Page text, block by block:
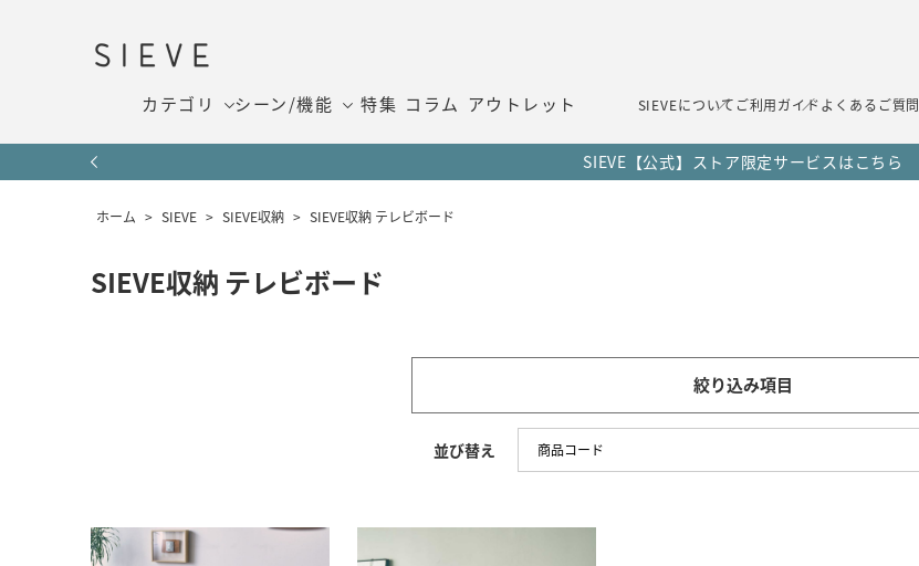
カテゴリ シーン/機能 特集 コラム アウトレット SIEVEについて ご利用ガイドよくあるご質問
SIEVE【公式】ストア限定サービスはこちら
ホーム > SIEVE > SIEVE収納 > SIEVE収納 テレビボード
SIEVE収納 テレビボード
絞り込み